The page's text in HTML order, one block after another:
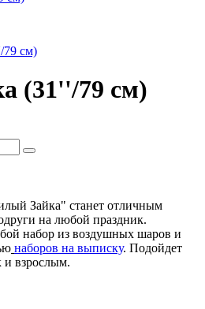
(31''/79 см)
Зайка" станет отличным
на любой праздник.
набор из воздушных шаров и
наборов на выписку. Подойдет
и взрослым.